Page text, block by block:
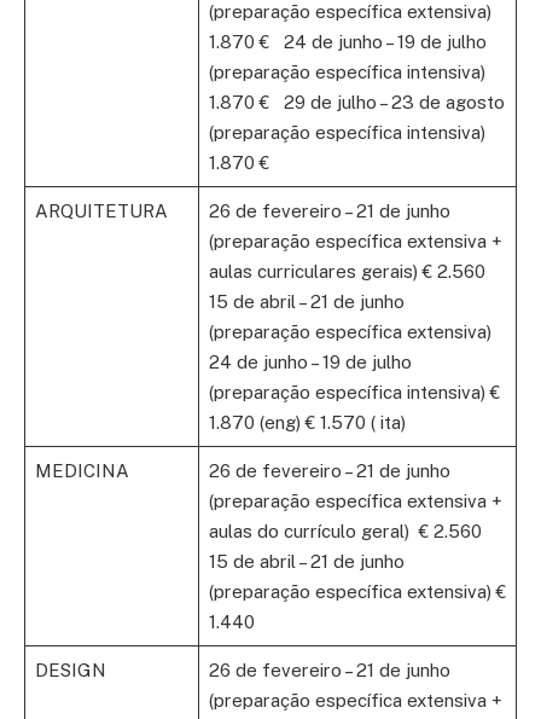
(preparação específica extensiva)
1.870 € 24 de junho – 19 de julho
(preparação específica intensiva)
1.870 € 29 de julho – 23 de agosto
(preparação específica intensiva)
1.870 €
ARQUITETURA
26 de fevereiro – 21 de junho
(preparação específica extensiva +
aulas curriculares gerais) € 2.560
15 de abril – 21 de junho
(preparação específica extensiva)
24 de junho – 19 de julho
(preparação específica intensiva) €
1.870 (eng) € 1.570 ( ita)
MEDICINA
26 de fevereiro – 21 de junho
(preparação específica extensiva +
aulas do currículo geral) € 2.560
15 de abril – 21 de junho
(preparação específica extensiva) €
1.440
DESIGN
26 de fevereiro – 21 de junho
(preparação específica extensiva +